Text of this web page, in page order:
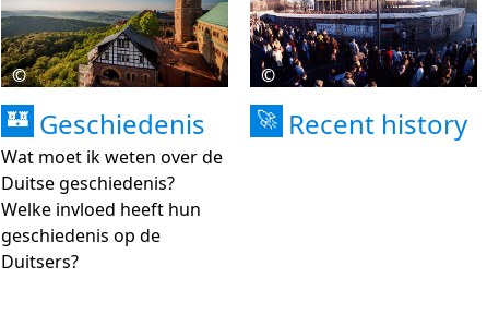
©
🏰 Geschiedenis
Wat moet ik weten over de
Duitse geschiedenis?
Welke invloed heeft hun
geschiedenis op de
Duitsers?
©
🚀 Recent history